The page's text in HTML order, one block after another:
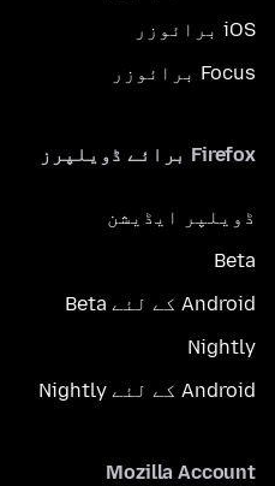
iOS برائوزر
Focus برائوزر
Firefox برائے ڈویلپرز
ڈویلپر ایڈیشن
Beta
Android کے لئے Beta
Nightly
Android کے لئے Nightly
Mozilla Account